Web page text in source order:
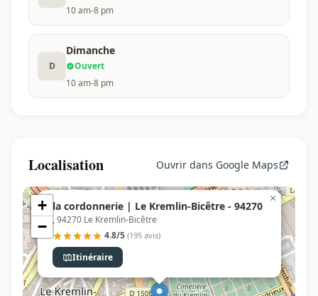
10 am-8 pm
D
Dimanche
Ouvert
10 am-8 pm
Localisation Ouvrir dans Google Maps
la cordonnerie | Le Kremlin-Bicêtre - 94270
, 94270 Le Kremlin-Bicêtre
4.8/5 (195 avis)
Itinéraire
×
+
−